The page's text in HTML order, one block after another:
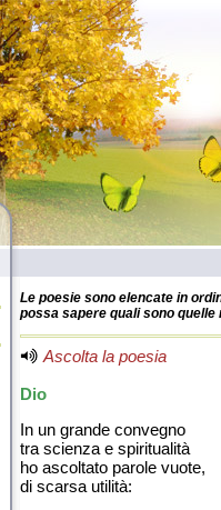
Le poesie sono elencate in
possa sapere quali sono
Ascolta la poesia
Dio
In un grande convegno
tra scienza e spiritualità
ho ascoltato parole vuote,
di scarsa utilità: